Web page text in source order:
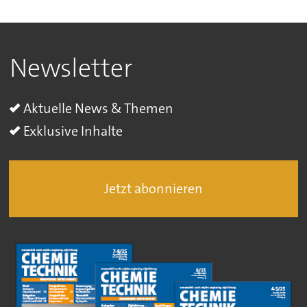
Newsletter
Aktuelle News & Themen
Exklusive Inhalte
Jetzt abonnieren